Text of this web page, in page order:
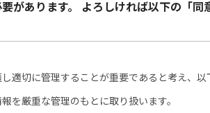
あります。 よろしければ以下の「同
切に管理することが重要であると考え、以
を厳重な管理のもとに取り扱います。